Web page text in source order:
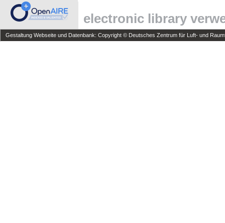
electronic library
Gestaltung Webseite und Datenbank: Copyright © Deutsches Zentrum für Luft- und